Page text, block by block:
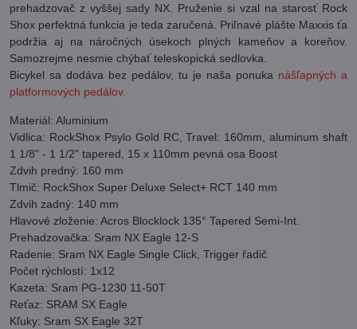
prehadzovač z vyššej sady NX. Pruženie si vzal na starosť Rock
Shox perfektná funkcia je teda zaručená. Priľnavé plášte Maxxis ťa
podržia aj na náročných úsekoch plných kameňov a koreňov.
Samozrejme nesmie chýbať teleskopická sedlovka.
Bicykel sa dodáva bez pedálov, tu je naša ponuka nášľapných a
platformových pedálov.
Materiál: Aluminium
Vidlica: RockShox Psylo Gold RC, Travel: 160mm, aluminum shaft
1 1/8" - 1 1/2" tapered, 15 x 110mm pevná osa Boost
Zdvih predný: 160 mm
Tlmič: RockShox Super Deluxe Select+ RCT 140 mm
Zdvih zadný: 140 mm
Hlavové zloženie: Acros Blocklock 135° Tapered Semi-Int.
Prehadzovačka: Sram NX Eagle 12-S
Radenie: Sram NX Eagle Single Click, Trigger řadič
Počet rýchlostí: 1x12
Kazeta: Sram PG-1230 11-50T
Reťaz: SRAM SX Eagle
Kľuky: Sram SX Eagle 32T